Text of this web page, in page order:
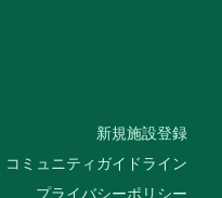
新規施設登録
コミュニティガイドライン
プライバシーポリシー